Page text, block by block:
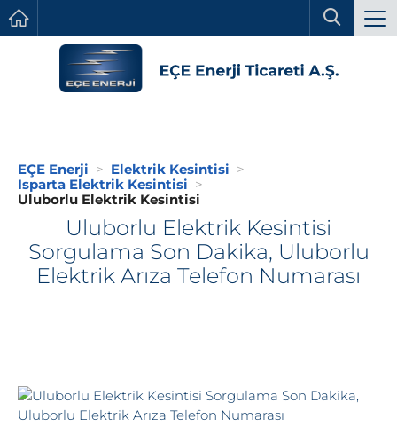
EÇE Enerji
Elektrik Kesintisi
Isparta Elektrik Kesintisi
Uluborlu Elektrik Kesintisi
Uluborlu Elektrik Kesintisi
Sorgulama Son Dakika, Uluborlu
Elektrik Arıza Telefon Numarası